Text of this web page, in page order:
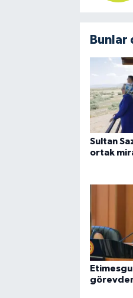
Bunlar
Sultan
ortak
görevden